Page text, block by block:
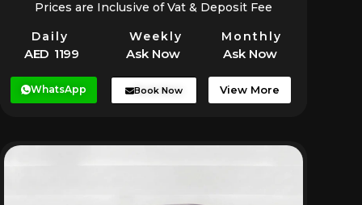
Prices are Inclusive of Vat & Deposit Fee
Daily Weekly Monthly
AED 1199 Ask Now Ask Now
WhatsApp Book Now View More